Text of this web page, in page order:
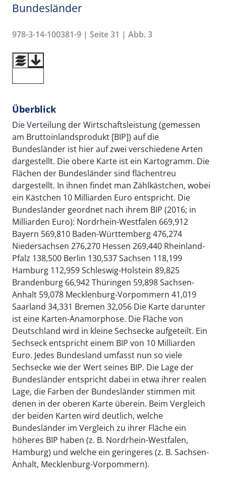
Bundesländer
978-3-14-100381-9 | Seite 31 | Abb. 3
Überblick
Die Verteilung der Wirtschaftsleistung (gemessen
am Bruttoinlandsprodukt [BIP]) auf die
Bundesländer ist hier auf zwei verschiedene Arten
dargestellt. Die obere Karte ist ein Kartogramm. Die
Flächen der Bundesländer sind flächentreu
dargestellt. In ihnen findet man Zählkästchen, wobei
ein Kästchen 10 Milliarden Euro entspricht. Die
Bundesländer geordnet nach ihrem BIP (2016; in
Milliarden Euro): Nordrhein-Westfalen 669,912
Bayern 569,810 Baden-Württemberg 476,274
Niedersachsen 276,270 Hessen 269,440 Rheinland-
Pfalz 138,500 Berlin 130,537 Sachsen 118,199
Hamburg 112,959 Schleswig-Holstein 89,825
Brandenburg 66,942 Thüringen 59,898 Sachsen-
Anhalt 59,078 Mecklenburg-Vorpommern 41,019
Saarland 34,331 Bremen 32,056 Die Karte darunter
ist eine Karten-Anamorphose. Die Fläche von
Deutschland wird in kleine Sechsecke aufgeteilt. Ein
Sechseck entspricht einem BIP von 10 Milliarden
Euro. Jedes Bundesland umfasst nun so viele
Sechsecke wie der Wert seines BIP. Die Lage der
Bundesländer entspricht dabei in etwa ihrer realen
Lage, die Farben der Bundesländer stimmen mit
denen in der oberen Karte überein. Beim Vergleich
der beiden Karten wird deutlich, welche
Bundesländer im Vergleich zu ihrer Fläche ein
höheres BIP haben (z. B. Nordrhein-Westfalen,
Hamburg) und welche ein geringeres (z. B. Sachsen-
Anhalt, Mecklenburg-Vorpommern).